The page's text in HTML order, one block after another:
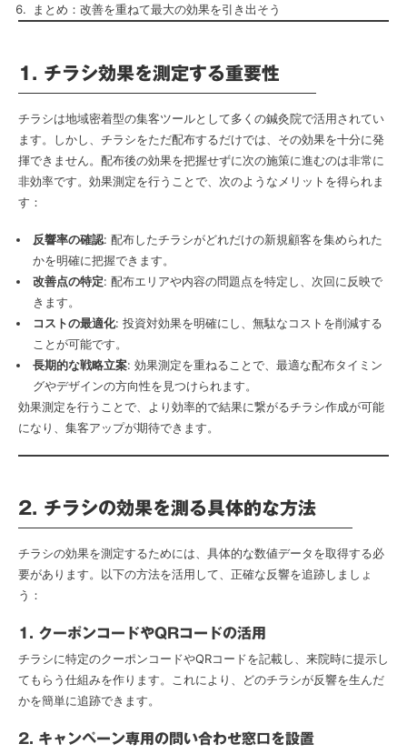
まとめ：改善を重ねて最大の効果を引き出そう
1. チラシ効果を測定する重要性
チラシは地域密着型の集客ツールとして多くの鍼灸院で活用されてい
ます。しかし、チラシをただ配布するだけでは、その効果を十分に発
揮できません。配布後の効果を把握せずに次の施策に進むのは非常に
非効率です。効果測定を行うことで、次のようなメリットを得られま
す：
反響率の確認: 配布したチラシがどれだけの新規顧客を集められた
かを明確に把握できます。
改善点の特定: 配布エリアや内容の問題点を特定し、次回に反映で
きます。
コストの最適化: 投資対効果を明確にし、無駄なコストを削減する
ことが可能です。
長期的な戦略立案: 効果測定を重ねることで、最適な配布タイミン
グやデザインの方向性を見つけられます。
効果測定を行うことで、より効率的で結果に繋がるチラシ作成が可能
になり、集客アップが期待できます。
2. チラシの効果を測る具体的な方法
チラシの効果を測定するためには、具体的な数値データを取得する必
要があります。以下の方法を活用して、正確な反響を追跡しましょ
う：
1. クーポンコードやQRコードの活用
チラシに特定のクーポンコードやQRコードを記載し、来院時に提示し
てもらう仕組みを作ります。これにより、どのチラシが反響を生んだ
かを簡単に追跡できます。
2. キャンペーン専用の問い合わせ窓口を設置